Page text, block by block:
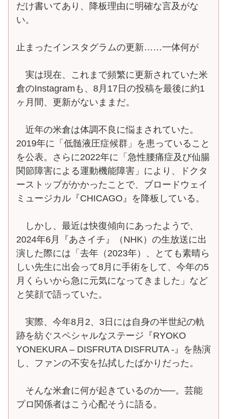
だけ書いてあり、降板理由に明確な言及がな
い。
止まったインスタグラムの更新……一体何が
実は現在、これまで頻繁に更新されていた米
倉のInstagramも、8月17日の投稿を最後に約1
ヶ月間、更新がないままだ。
近年の米倉は体調不良に悩まされていた。
2019年に「低髄液圧症候群」を患っていること
を公表。さらに2022年に「急性腰痛症及び仙腸
関節障害による運動機能障害」により、ドクタ
ーストップがかかったことで、ブロードウェイ
ミュージカル『CHICAGO』を降板している。
しかし、最近は快復傾向にあったようで、
2024年6月『あさイチ』（NHK）の生放送に出
演した際には「去年（2023年）、とても素晴ら
しい先生に出会って8月に手術をして、今年の5
月くらいから急に元気になってきました」など
と笑顔で語っていた。
実際、今年8月2、3日には自身の半世紀の軌
跡を紡ぐスペシャルなステージ『RYOKO
YONEKURA – DISFRUTA DISFRUTA -』を熱演
し、ファンの不安を払拭したばかりだった。
そんな米倉に何が起きているのか──。芸能
プロ関係者はこう心配そうに語る。